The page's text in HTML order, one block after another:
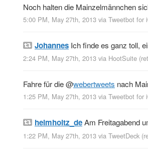
Noch halten die Mainzelmännchen
5:00 PM, May 27th, 2013 via Tweetbot for
Johannes Ich finde es ganz toll,
2:24 PM, May 27th, 2013 via HootSuite
Fahre für die@webertweets nach
1:25 PM, May 27th, 2013 via Tweetbot for
helmholtz_deAm Freitagabend
1:22 PM, May 27th, 2013 via TweetDeck